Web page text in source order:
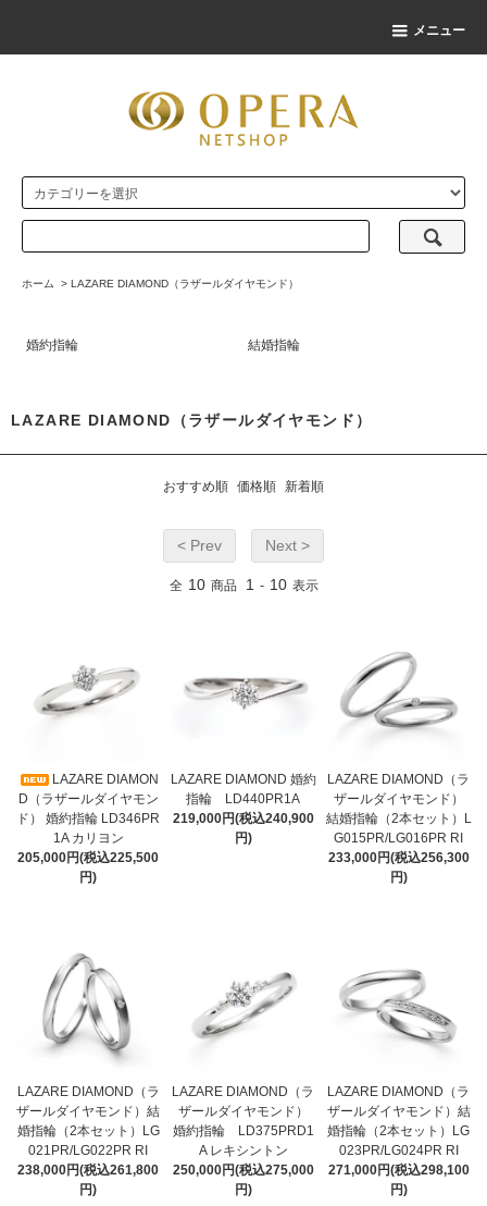
メニュー
ホーム > LAZARE DIAMOND（ラザールダイヤモンド）
婚約指輪 結婚指輪
LAZARE DIAMOND（ラザールダイヤモンド）
おすすめ順 価格順 新着順
< Prev Next >
全 10 商品 1 - 10 表示
LAZARE DIAMON
D（ラザールダイヤモン
ド） 婚約指輪 LD346PR
1A カリヨン
205,000円(税込225,500
円)
LAZARE DIAMOND 婚約
指輪 LD440PR1A
219,000円(税込240,900
円)
LAZARE DIAMOND（ラ
ザールダイヤモンド）
結婚指輪（2本セット）L
G015PR/LG016PR RI
233,000円(税込256,300
円)
LAZARE DIAMOND（ラ
ザールダイヤモンド）結
婚指輪（2本セット）LG
021PR/LG022PR RI
238,000円(税込261,800
円)
LAZARE DIAMOND（ラ
ザールダイヤモンド）
婚約指輪 LD375PRD1
A レキシントン
250,000円(税込275,000
円)
LAZARE DIAMOND（ラ
ザールダイヤモンド）結
婚指輪（2本セット）LG
023PR/LG024PR RI
271,000円(税込298,100
円)